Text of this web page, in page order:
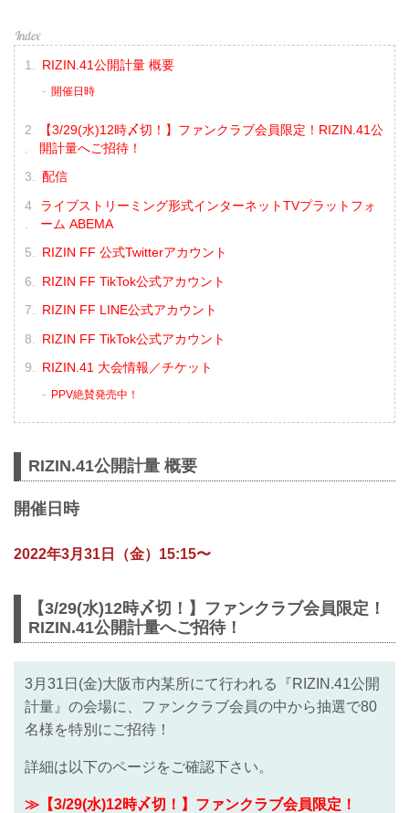
RIZIN.41公開計量 概要
開催日時
【3/29(水)12時〆切！】ファンクラブ会員限定！RIZIN.41公
開計量へご招待！
配信
ライブストリーミング形式インターネットTVプラットフォ
ーム ABEMA
RIZIN FF 公式Twitterアカウント
RIZIN FF TikTok公式アカウント
RIZIN FF LINE公式アカウント
RIZIN FF TikTok公式アカウント
RIZIN.41 大会情報／チケット
PPV絶賛発売中！
RIZIN.41公開計量 概要
開催日時
2022年3月31日（金）15:15〜
【3/29(水)12時〆切！】ファンクラブ会員限定！
RIZIN.41公開計量へご招待！
3月31日(金)大阪市内某所にて行われる『RIZIN.41公開
計量』の会場に、ファンクラブ会員の中から抽選で80
名様を特別にご招待！
詳細は以下のページをご確認下さい。
≫【3/29(水)12時〆切！】ファンクラブ会員限定！